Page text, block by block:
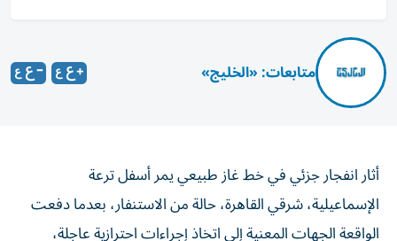
متابعات: «الخليج»
أثار انفجار جزئي في خط غاز طبيعي يمر أسفل ترعة
الإسماعيلية، شرقي القاهرة، حالة من الاستنفار، بعدما دفعت
الواقعة الجهات المعنية إلى اتخاذ إجراءات احترازية عاجلة،